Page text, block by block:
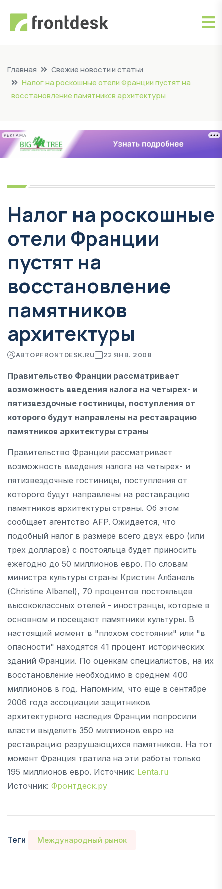
Главная
Свежие новости и статьи
Налог на роскошные отели Франции пустят на
восстановление памятников архитектуры
РЕКЛАМА
Налог на роскошные
отели Франции
пустят на
восстановление
памятников
архитектуры
АВТОРFRONTDESK.RU 22 ЯНВ. 2008
Правительство Франции рассматривает
возможность введения налога на четырех- и
пятизвездочные гостиницы, поступления от
которого будут направлены на реставрацию
памятников архитектуры страны
Правительство Франции рассматривает
возможность введения налога на четырех- и
пятизвездочные гостиницы, поступления от
которого будут направлены на реставрацию
памятников архитектуры страны. Об этом
сообщает агентство AFP. Ожидается, что
подобный налог в размере всего двух евро (или
трех долларов) с постояльца будет приносить
ежегодно до 50 миллионов евро. По словам
министра культуры страны Кристин Албанель
(Christine Albanel), 70 процентов постояльцев
высококлассных отелей - иностранцы, которые в
основном и посещают памятники культуры. В
настоящий момент в "плохом состоянии" или "в
опасности" находятся 41 процент исторических
зданий Франции. По оценкам специалистов, на их
восстановление необходимо в среднем 400
миллионов в год. Напомним, что еще в сентябре
2006 года ассоциации защитников
архитектурного наследия Франции попросили
власти выделить 350 миллионов евро на
реставрацию разрушающихся памятников. На тот
момент Франция тратила на эти работы только
195 миллионов евро. Источник: Lenta.ru
Источник: Фронтдеск.ру
Теги Международный рынок